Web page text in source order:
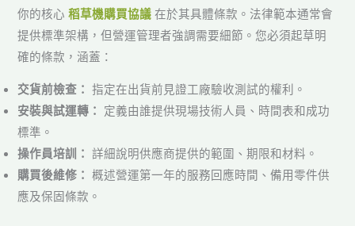
你的核心稻草機購買協議 在於其具體條款。法律範本通常會
提供標準架構，但營運管理者強調需要細節。您必須起草明
確的條款，涵蓋：
交貨前檢查： 指定在出貨前見證工廠驗收測試的權利。
安裝與試運轉： 定義由誰提供現場技術人員、時間表和成功
標準。
操作員培訓： 詳細說明供應商提供的範圍、期限和材料。
購買後維修： 概述營運第一年的服務回應時間、備用零件供
應及保固條款。